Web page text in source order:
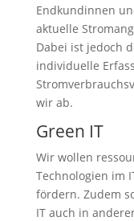
Endkundinnen
aktuelle
Dabei ist jedoch
individuelle
wir ab.
Green IT
Wir wollen
Technologien im
fördern. Zudem
IT auch in